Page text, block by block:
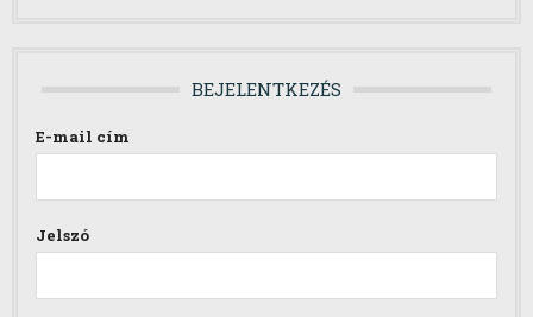
BEJELENTKEZÉS
E-mail cím
Jelszó